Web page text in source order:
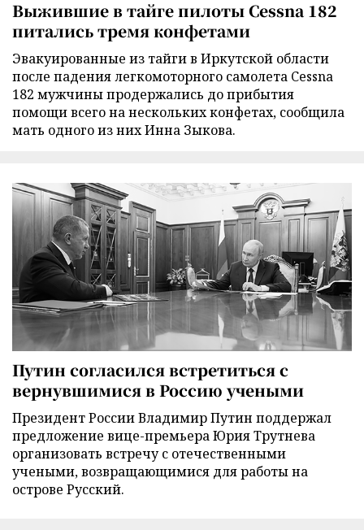
Выжившие в тайге пилоты Cessna 182
питались тремя конфетами
Эвакуированные из тайги в Иркутской области
после падения легкомоторного самолета Cessna
182 мужчины продержались до прибытия
помощи всего на нескольких конфетах, сообщила
мать одного из них Инна Зыкова.
Путин согласился встретиться с
вернувшимися в Россию учеными
Президент России Владимир Путин поддержал
предложение вице-премьера Юрия Трутнева
организовать встречу с отечественными
учеными, возвращающимися для работы на
острове Русский.